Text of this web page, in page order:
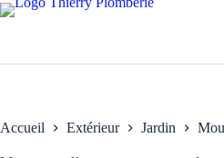
Passer
Accueil Extérieur Jardin